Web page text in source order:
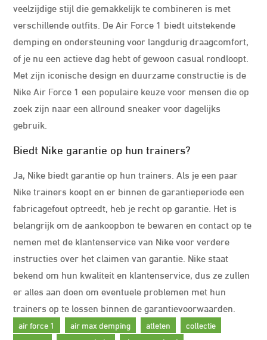
veelzijdige stijl die gemakkelijk te combineren is met
verschillende outfits. De Air Force 1 biedt uitstekende
demping en ondersteuning voor langdurig draagcomfort,
of je nu een actieve dag hebt of gewoon casual rondloopt.
Met zijn iconische design en duurzame constructie is de
Nike Air Force 1 een populaire keuze voor mensen die op
zoek zijn naar een allround sneaker voor dagelijks
gebruik.
Biedt Nike garantie op hun trainers?
Ja, Nike biedt garantie op hun trainers. Als je een paar
Nike trainers koopt en er binnen de garantieperiode een
fabricagefout optreedt, heb je recht op garantie. Het is
belangrijk om de aankoopbon te bewaren en contact op te
nemen met de klantenservice van Nike voor verdere
instructies over het claimen van garantie. Nike staat
bekend om hun kwaliteit en klantenservice, dus ze zullen
er alles aan doen om eventuele problemen met hun
trainers op te lossen binnen de garantievoorwaarden.
air force 1 air max demping atleten
collectie